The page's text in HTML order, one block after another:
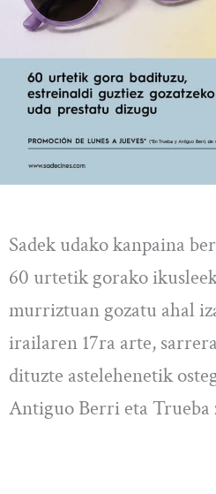
Sadek udako kanpaina
60 urtetik gorako
murriztuan gozatu ahal
irailaren 17ra arte,
dituzte astelehenetik
Antiguo Berri eta Trueba